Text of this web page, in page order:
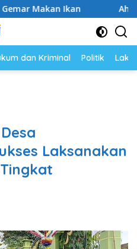
Ahmad Setiawan
dan Kriminal Politik
Laksanakan